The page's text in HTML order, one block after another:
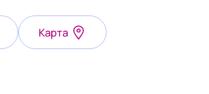
Карта